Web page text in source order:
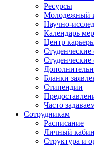
Ресурсы
Молодежный
Научно-
Календарь
Центр
Студенческие
Бланки
Стипендии
Часто
Сотрудникам
Расписание
Личный
Структура и